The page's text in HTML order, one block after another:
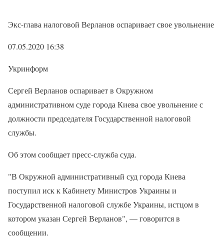
Экс-глава налоговой Верланов оспаривает свое увольнение
07.05.2020 16:38
Укринформ
Сергей Верланов оспаривает в Окружном
административном суде города Киева свое увольнение с
должности председателя Государственной налоговой
службы.
Об этом сообщает пресс-служба суда.
"В Окружной административный суд города Киева
поступил иск к Кабинету Министров Украины и
Государственной налоговой службе Украины, истцом в
котором указан Сергей Верланов", — говорится в
сообщении.